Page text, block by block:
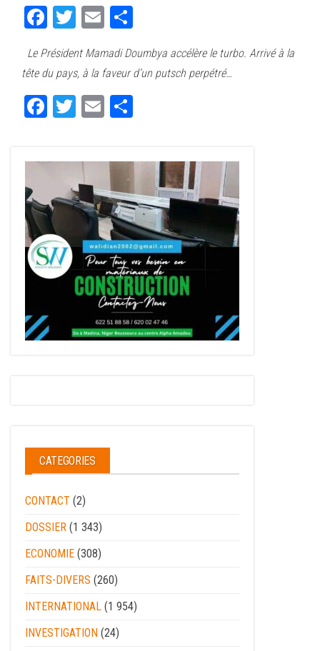
Fa
bo
ok
T
tt
er
E
ail ag
er
Le Président Mamadi Doumbya accélère le turbo. Arrivé à la
tête du pays, à la faveur d’un putsch perpétré…
Fa T
er
E
er
CATEGORIES
CONTACT (2)
DOSSIER (1 343)
ECONOMIE (308)
FAITS-DIVERS (260)
INTERNATIONAL (1 954)
INVESTIGATION (24)